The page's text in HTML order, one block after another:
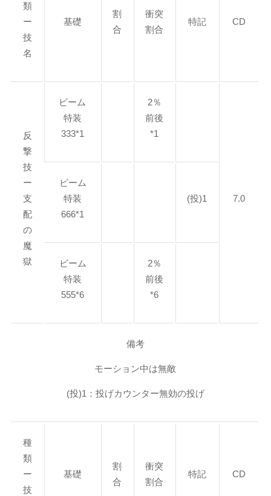
類
ー
技
名
基礎
割
合
衝突
割合
特記 CD
反
撃
技
ー
支
配
の
魔
獄
ビーム
特装
333*1
2％
前後
*1
7.0
ビーム
特装
666*1
(投)1
ビーム
特装
555*6
2％
前後
*6
備考
モーション中は無敵
(投)1：投げカウンター無効の投げ
種
類
ー
技
基礎
割
合
衝突
割合
特記 CD